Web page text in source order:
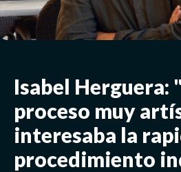
Isabel Herguera:
proceso muy
interesaba la
procedimiento